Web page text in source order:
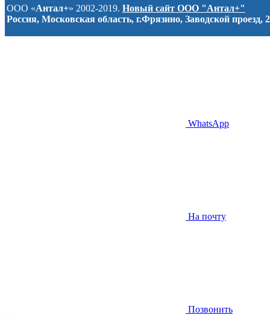
ООО «Антал+» 2002-2019. Новый сайт ООО "Антал+"
Россия, Московская область, г.Фрязино, Заводской проезд, 2
WhatsApp
На почту
Позвонить